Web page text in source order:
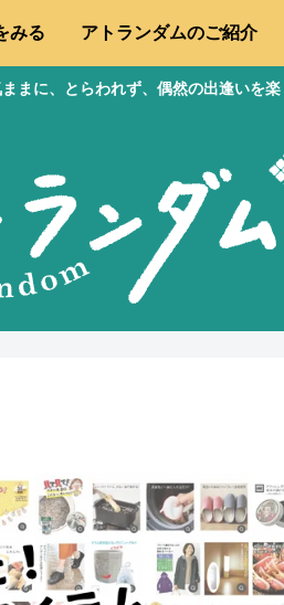
まに、とらわれず、偶然の出逢いを楽
みる アトランダムのご紹介